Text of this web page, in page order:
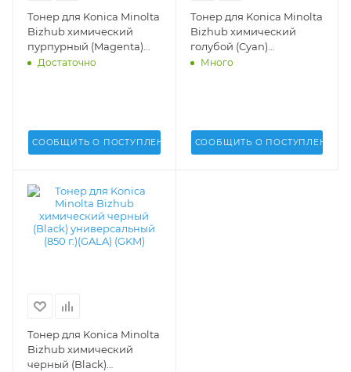
Тонер для Konica Minolta
Bizhub химический
пурпурный (Magenta)
универсальный (850 г.)
Достаточно
СООБЩИТЬ О ПОСТУПЛЕНИИ
Тонер для Konica Minolta
Bizhub химический
голубой (Cyan)
универсальный (850 г.)
Много
СООБЩИТЬ О ПОСТУПЛЕНИИ
Тонер для Konica Minolta
Bizhub химический
черный (Black)